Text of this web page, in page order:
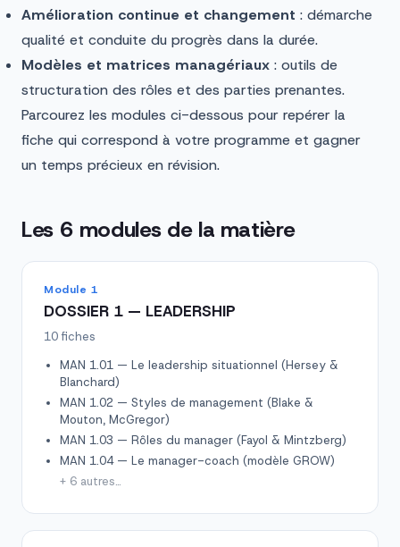
Amélioration continue et changement : démarche
qualité et conduite du progrès dans la durée.
Modèles et matrices managériaux : outils de
structuration des rôles et des parties prenantes.
Parcourez les modules ci-dessous pour repérer la
fiche qui correspond à votre programme et gagner
un temps précieux en révision.
Les 6 modules de la matière
Module 1
DOSSIER 1 — LEADERSHIP
10 fiches
MAN 1.01 — Le leadership situationnel (Hersey &
Blanchard)
MAN 1.02 — Styles de management (Blake &
Mouton, McGregor)
MAN 1.03 — Rôles du manager (Fayol & Mintzberg)
MAN 1.04 — Le manager-coach (modèle GROW)
+ 6 autres…